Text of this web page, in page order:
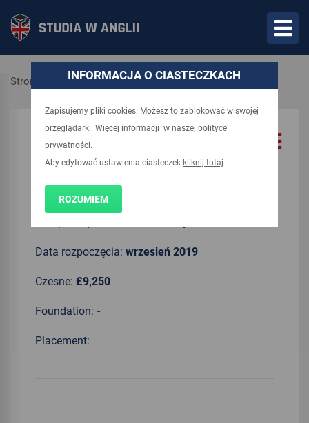
INFORMACJA O CIASTECZKACH
Zapisujemy pliki cookies. Możesz to zablokować w swojej
przeglądarki. Więcej informacji w naszej polityce
prywatności.
Aby edytować ustawienia ciasteczek kliknij tutaj
ROZUMIEM
Strona główna Kierunki
UCAS code:
Czas trwania: 3 years
Data rozpoczęcia: wrzesień 2019
Czesne: £9,250
Foundation: -
Placement: